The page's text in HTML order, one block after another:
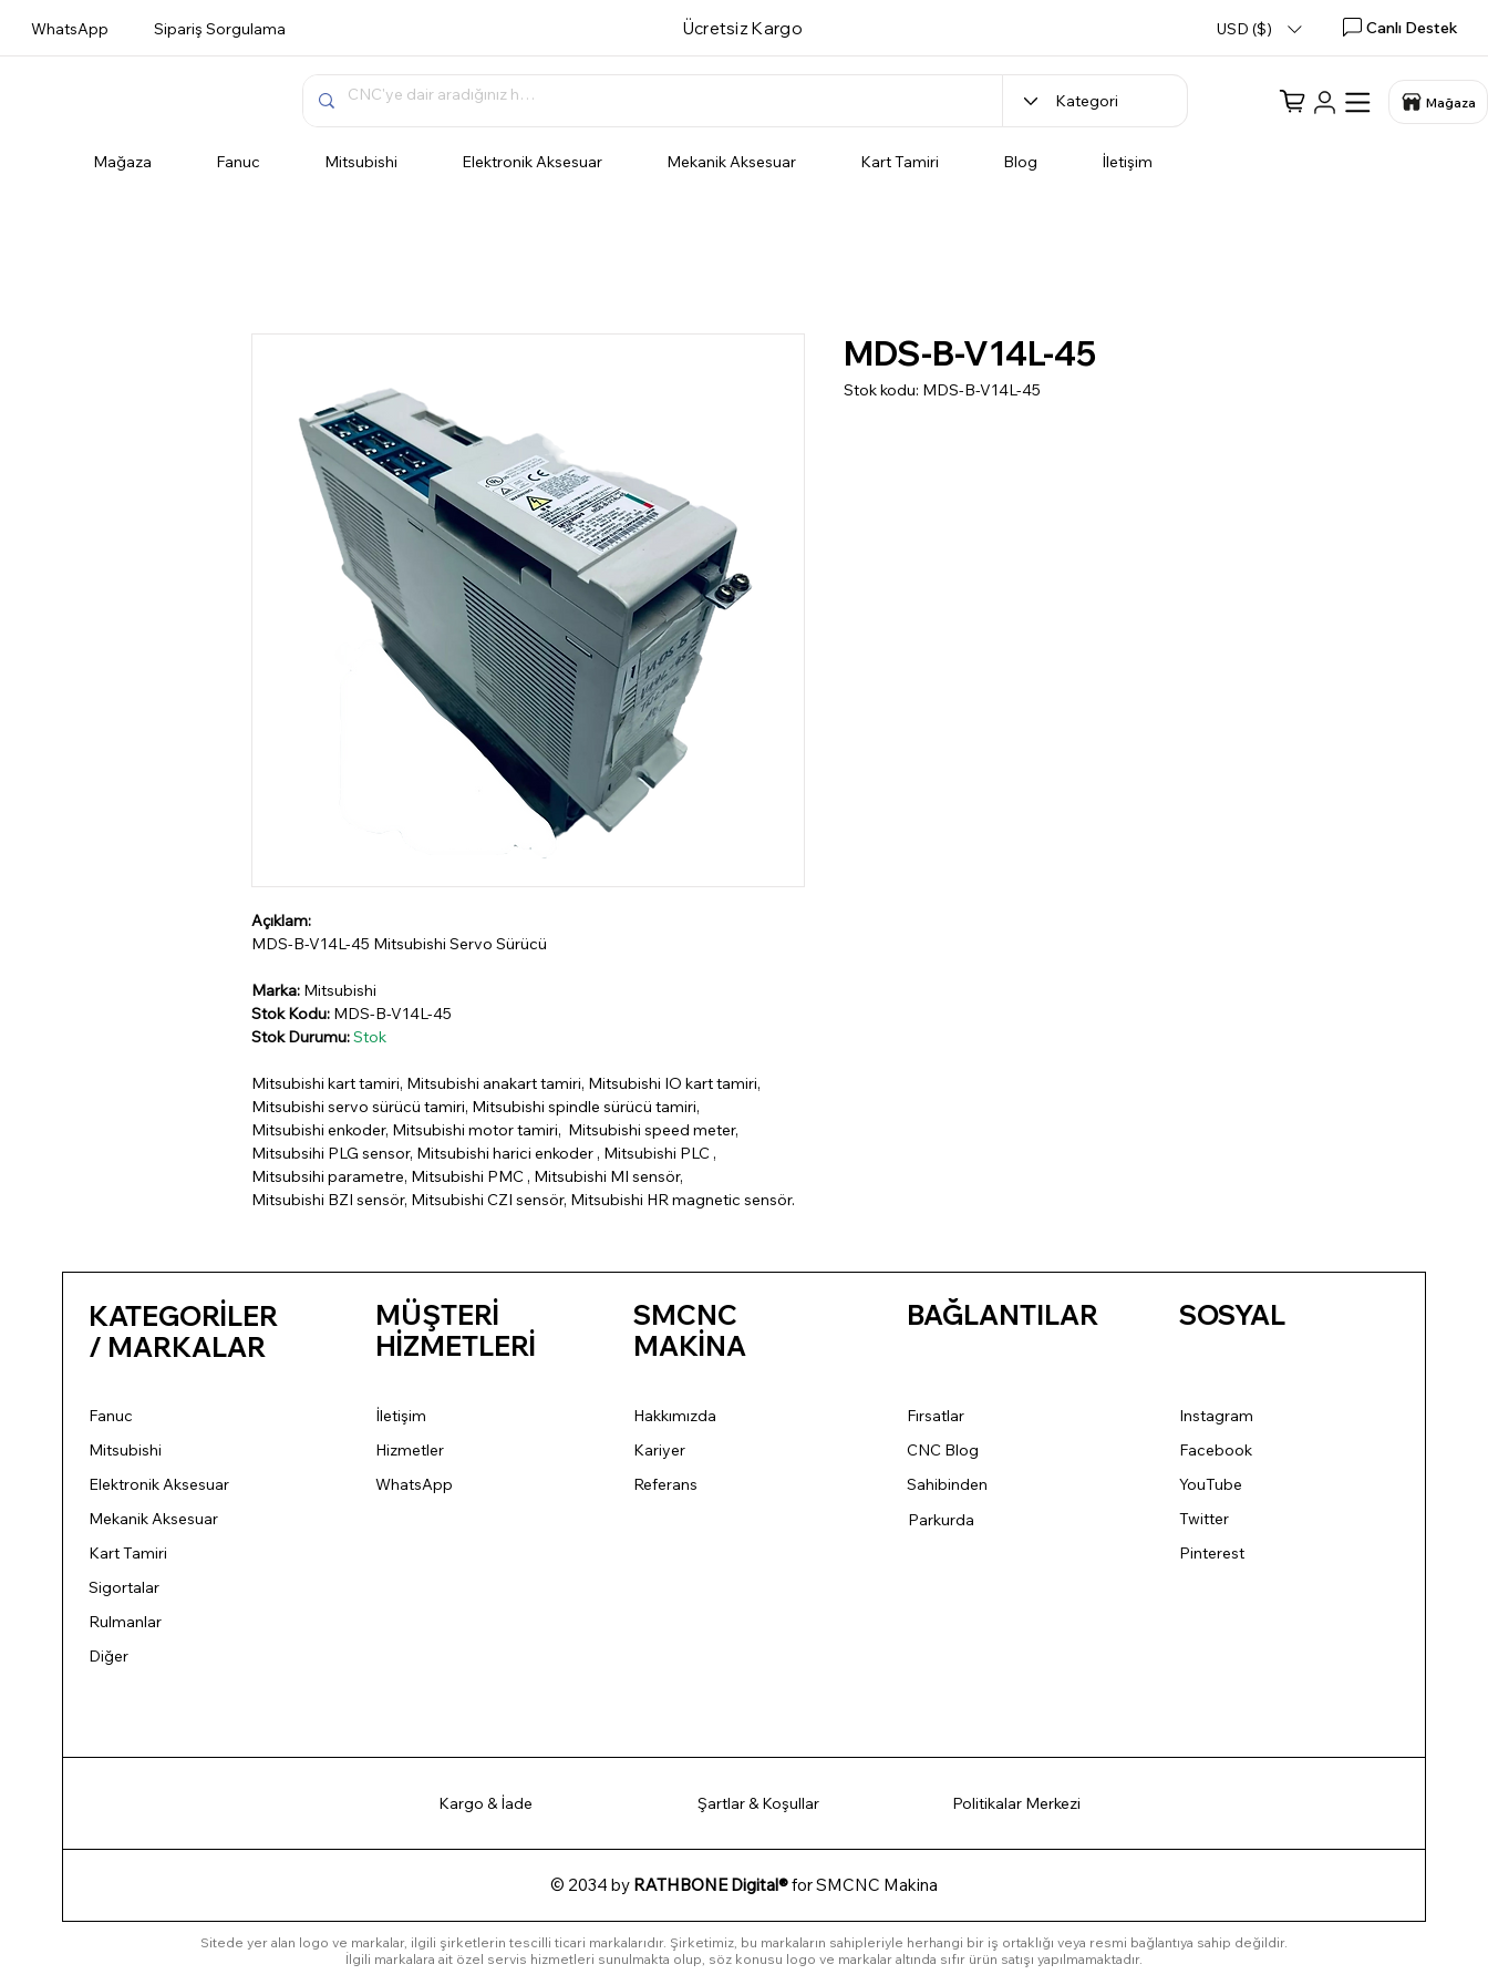
WhatsApp Sipariş Sorgulama Ücretsiz Kargo USD ($) Canlı Destek
Mağaza
Mağaza Fanuc Mitsubishi Elektronik Aksesuar Mekanik Aksesuar Kart Tamiri Blog İletişim
Açıklam:
MDS-B-V14L-45 Mitsubishi Servo Sürücü
Marka: Mitsubishi
Stok Kodu: MDS-B-V14L-45
Stok Durumu:Stok
Mitsubishi kart tamiri, Mitsubishi anakart tamiri, Mitsubishi IO kart tamiri,
Mitsubishi servo sürücü tamiri, Mitsubishi spindle sürücü tamiri,
Mitsubishi enkoder, Mitsubishi motor tamiri, Mitsubishi speed meter,
Mitsubsihi PLG sensor, Mitsubishi harici enkoder , Mitsubishi PLC ,
Mitsubsihi parametre, Mitsubishi PMC , Mitsubishi MI sensör,
Mitsubishi BZI sensör, Mitsubishi CZI sensör, Mitsubishi HR magnetic sensör.
MDS-B-V14L-45
Stok kodu: MDS-B-V14L-45
KATEGORİLER
/ MARKALAR
Fanuc
Mitsubishi
Elektronik Aksesuar
Mekanik Aksesuar
Kart Tamiri
Sigortalar
Rulmanlar
Diğer
MÜŞTERİ
HİZMETLERİ
İletişim
Hizmetler
WhatsApp
SMCNC
MAKİNA
Hakkımızda
Kariyer
Referans
BAĞLANTILAR
Fırsatlar
CNC Blog
Sahibinden
Parkurda
SOSYAL
Instagram
Facebook
YouTube
Twitter
Pinterest
Kargo & İade Şartlar & Koşullar Politikalar Merkezi
© 2034 by RATHBONE Digital®for SMCNC Makina
Sitede yer alan logo ve markalar, ilgili şirketlerin tescilli ticari markalarıdır. Şirketimiz, bu markaların sahipleriyle herhangi bir iş ortaklığı veya resmi bağlantıya sahip değildir.
İlgili markalara ait özel servis hizmetleri sunulmakta olup, söz konusu logo ve markalar altında sıfır ürün satışı yapılmamaktadır.